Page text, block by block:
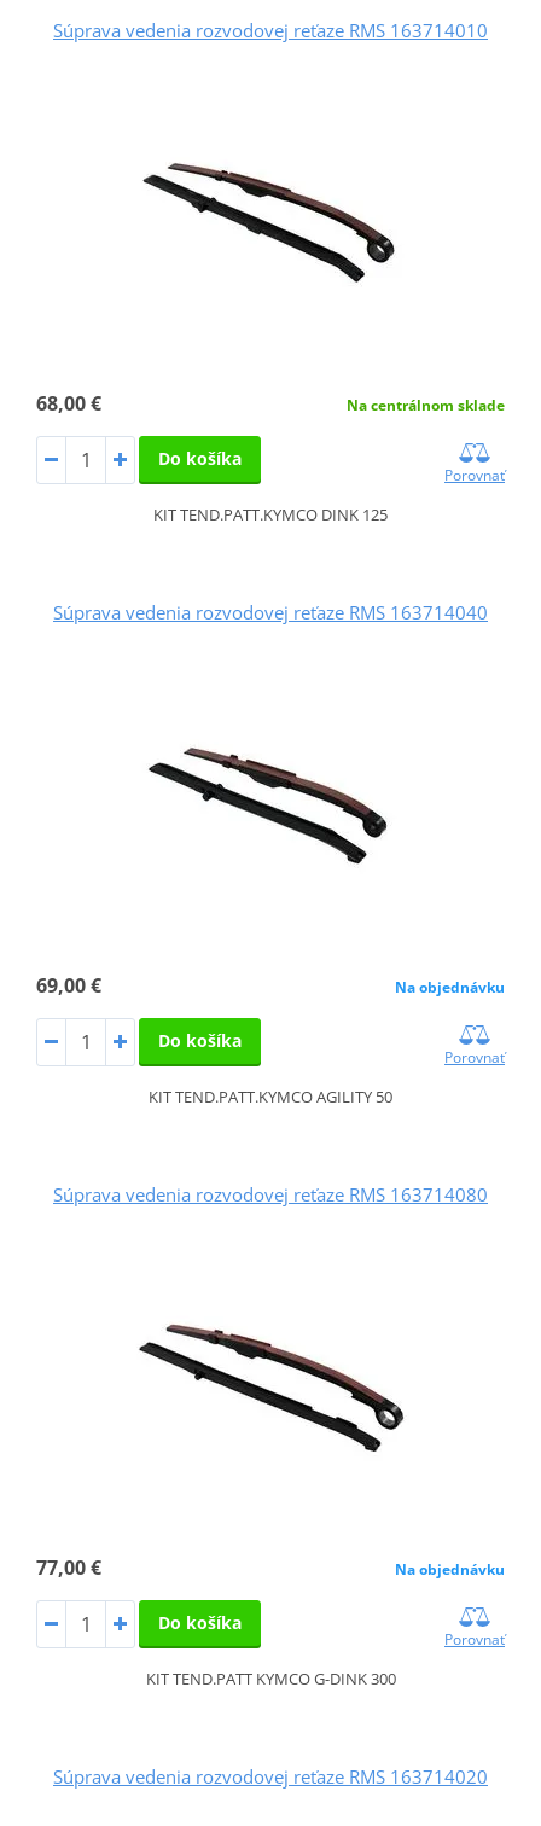
Súprava vedenia rozvodovej reťaze RMS 163714010
68,00 € Na centrálnom sklade
Do košíka
Porovnať
KIT TEND.PATT.KYMCO DINK 125
Súprava vedenia rozvodovej reťaze RMS 163714040
69,00 € Na objednávku
Do košíka
Porovnať
KIT TEND.PATT.KYMCO AGILITY 50
Súprava vedenia rozvodovej reťaze RMS 163714080
77,00 € Na objednávku
Do košíka
Porovnať
KIT TEND.PATT KYMCO G-DINK 300
Súprava vedenia rozvodovej reťaze RMS 163714020